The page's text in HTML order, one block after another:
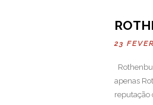
23
apenas
reputação